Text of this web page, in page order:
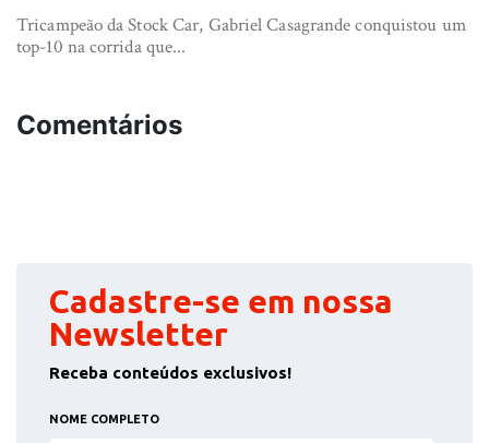
Tricampeão da Stock Car, Gabriel Casagrande conquistou um
top-10 na corrida que...
Comentários
Cadastre-se em nossa
Newsletter
Receba conteúdos exclusivos!
NOME COMPLETO